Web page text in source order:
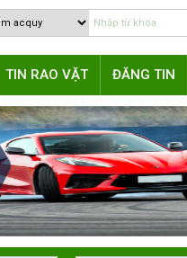
TIN RAO VẶT ĐĂNG TIN